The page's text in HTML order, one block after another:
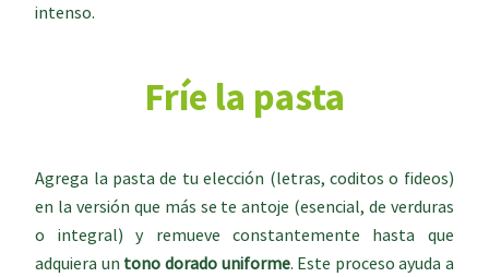
intenso.
Fríe la pasta
Agrega la pasta de tu elección (letras, coditos o fideos)
en la versión que más se te antoje (esencial, de verduras
o integral) y remueve constantemente hasta que
adquiera un tono dorado uniforme. Este proceso ayuda a